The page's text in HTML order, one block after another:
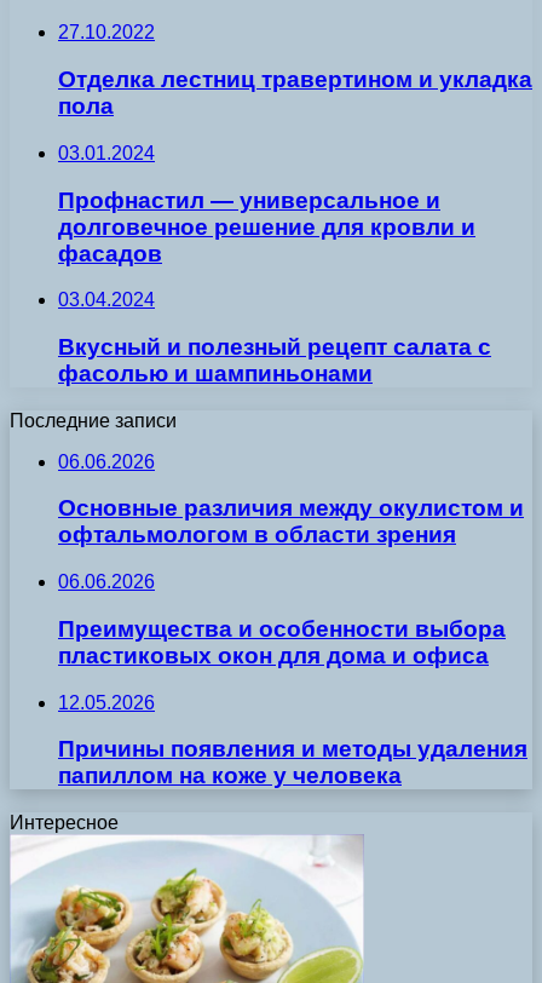
27.10.2022
Отделка лестниц травертином и укладка
пола
03.01.2024
Профнастил — универсальное и
долговечное решение для кровли и
фасадов
03.04.2024
Вкусный и полезный рецепт салата с
фасолью и шампиньонами
Последние записи
06.06.2026
Основные различия между окулистом и
офтальмологом в области зрения
06.06.2026
Преимущества и особенности выбора
пластиковых окон для дома и офиса
12.05.2026
Причины появления и методы удаления
папиллом на коже у человека
Интересное